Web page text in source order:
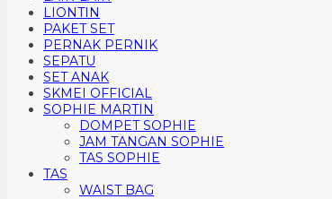
LIONTIN
PAKET SET
PERNAK PERNIK
SEPATU
SET ANAK
SKMEI OFFICIAL
SOPHIE MARTIN
DOMPET SOPHIE
JAM TANGAN SOPHIE
TAS SOPHIE
TAS
WAIST BAG